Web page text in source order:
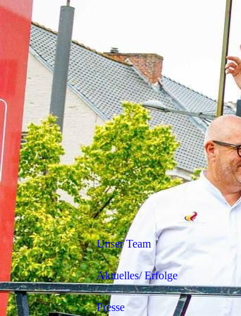
Unser Team
Aktuelles/ Erfolge
Presse